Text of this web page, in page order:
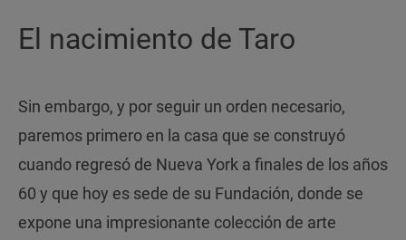
El nacimiento de Taro
Sin embargo, y por seguir un orden necesario,
paremos primero en la casa que se construyó
cuando regresó de Nueva York a finales de los años
60 y que hoy es sede de su Fundación, donde se
expone una impresionante colección de arte